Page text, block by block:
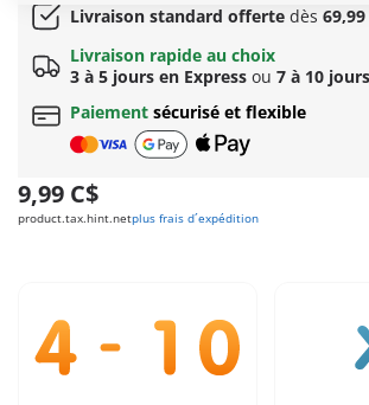
Livraison standard offerte dès 69,99
Livraison rapide au choix
3 à 5 jours en Express ou 7 à 10
Paiement sécurisé et flexible
9,99 C$
product.tax.hint.netplus frais d´expédition